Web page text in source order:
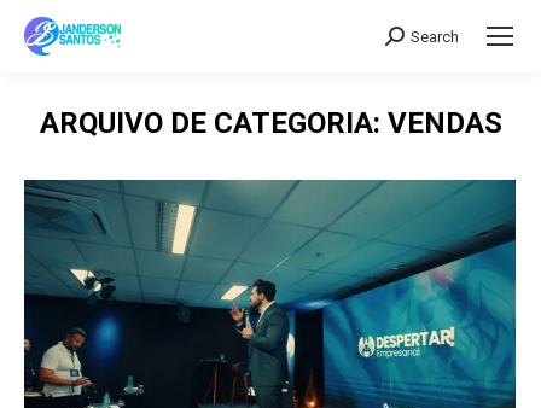
Search:
Search
ARQUIVO DE CATEGORIA: VENDAS